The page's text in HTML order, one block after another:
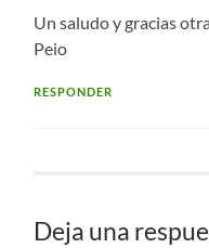
Un saludo y gracias
Peio
RESPONDER
Deja una